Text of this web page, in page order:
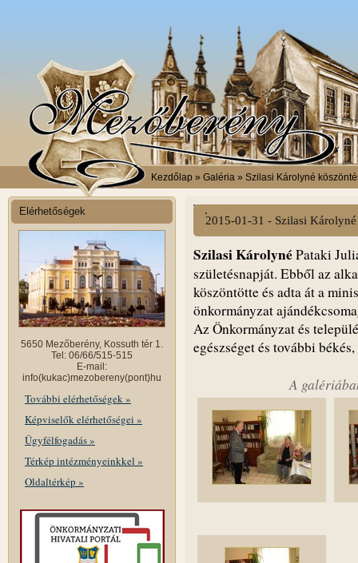
Kezdőlap » Galéria » Szilasi Károlyné
Elérhetőségek
5650 Mezőberény, Kossuth tér 1.
Tel: 06/66/515-515
E-mail:
info(kukac)mezobereny(pont)hu
További elérhetőségek »
Képviselők elérhetőségei »
Ügyfélfogadás »
Térkép intézményeinkkel »
Oldaltérkép »
2015-01-31 - Szilasi Károlyné
Szilasi KárolynéPataki
születésnapját. Ebből az
köszöntötte és adta át a
önkormányzat
Az Önkormányzat és
egészséget és további
A